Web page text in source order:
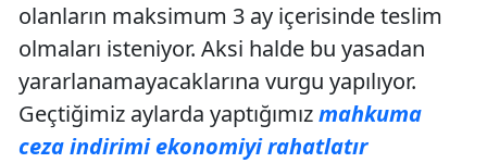
olanların maksimum 3 ay içerisinde teslim
olmaları isteniyor. Aksi halde bu yasadan
yararlanamayacaklarına vurgu yapılıyor.
Geçtiğimiz aylarda yaptığımızmahkuma
ceza indirimi ekonomiyi rahatlatır